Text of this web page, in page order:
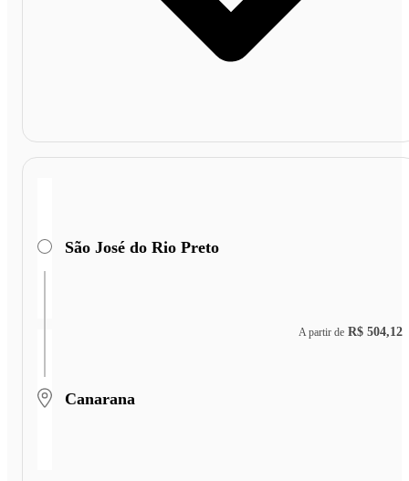
São José do Rio Preto
Canarana
A partir de R$ 504,12